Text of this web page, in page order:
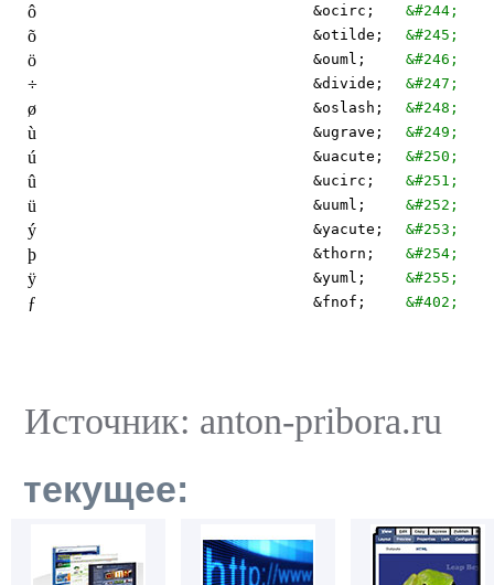
ô &ocirc; &#244;
õ &otilde; &#245;
ö &ouml; &#246;
÷ &divide; &#247;
ø &oslash; &#248;
ù &ugrave; &#249;
ú &uacute; &#250;
û &ucirc; &#251;
ü &uuml; &#252;
ý &yacute; &#253;
þ &thorn; &#254;
ÿ &yuml; &#255;
ƒ &fnof; &#402;
Источник: anton-pribora.ru
текущее: